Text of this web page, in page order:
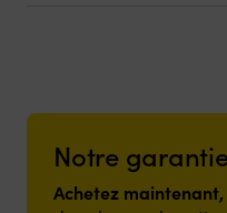
Notre
Achetez